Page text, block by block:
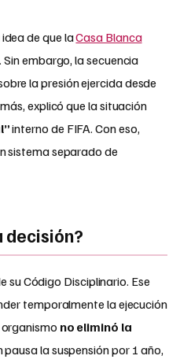
de que laCasa Blanca
embargo, la secuencia
la presión ejercida desde
explicó que la situación
interno de FIFA. Con eso,
sistema separado de
decisión?
su Código Disciplinario. Ese
temporalmente la ejecución
no eliminó la
pausa la suspensión por 1 año,